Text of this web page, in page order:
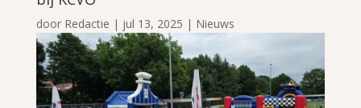
door Redactie | jul 13, 2025 | Nieuws